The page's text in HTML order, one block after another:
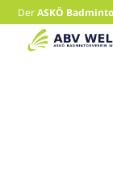
DerASKÖ